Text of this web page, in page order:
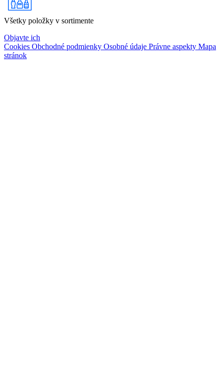
Všetky položky v sortimente
Objavte ich
Cookies Obchodné podmienky Osobné údaje Právne aspekty Mapa
stránok